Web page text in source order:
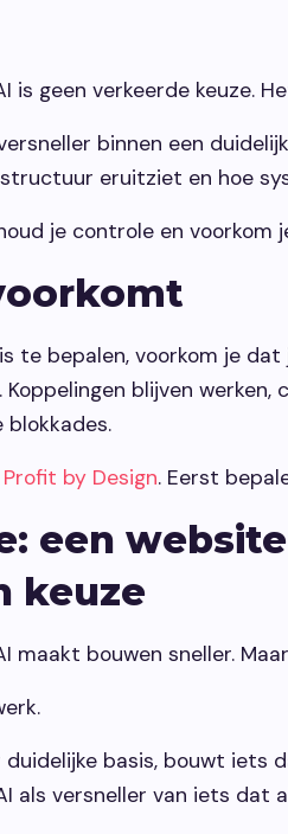
is geen verkeerde keuze.
binnen een
eruitziet en hoe
je controle en
te bepalen, voorkom je
blijven
blokkades.
Profit by Design. Eerst
een
keuze
maakt bouwen sneller.
duidelijke basis, bouwt
als versneller van iets dat